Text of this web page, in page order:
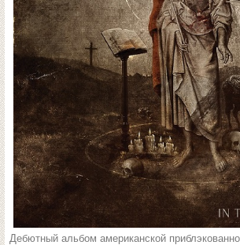
Дебютный альбом американской